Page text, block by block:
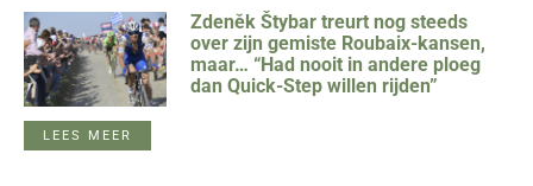
Zdeněk Štybar treurt nog steeds
over zijn gemiste Roubaix-kansen,
maar… “Had nooit in andere ploeg
dan Quick-Step willen rijden”
LEES MEER